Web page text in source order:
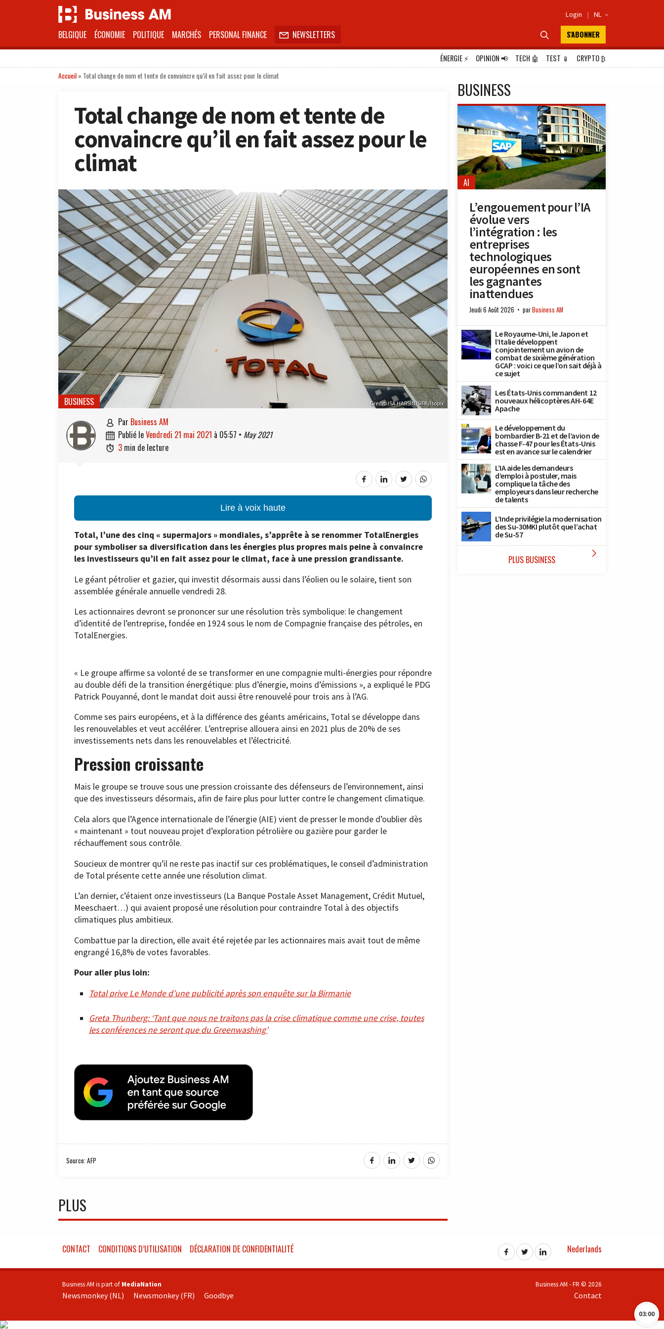
Login | NL 
BELGIQUE ÉCONOMIE POLITIQUE MARCHÉS PERSONAL FINANCE  NEWSLETTERS  S'ABONNER
ÉNERGIE⚡ OPINION📢 TECH 🤖 TEST 📱 CRYPTO₿
Accueil» Total change de nom et tente de convaincre qu’il en fait assez pour le climat
Total change de nom et tente de
convaincre qu’il en fait assez pour le
climat
Credit: ISA HARSIN/SIPA/Isopix
BUSINESS
 par Business AM
 publié le vendredi 21 mai 2021 à 05:57 • May 2021
 3 min de lecture
Lire à voix haute
Total, l’une des cinq « supermajors » mondiales, s’apprête à se renommer TotalEnergies
pour symboliser sa diversification dans les énergies plus propres mais peine à convaincre
les investisseurs qu’il en fait assez pour le climat, face à une pression grandissante.
Le géant pétrolier et gazier, qui investit désormais aussi dans l’éolien ou le solaire, tient son
assemblée générale annuelle vendredi 28.
Les actionnaires devront se prononcer sur une résolution très symbolique: le changement
d’identité de l’entreprise, fondée en 1924 sous le nom de Compagnie française des pétroles, en
TotalEnergies.
« Le groupe affirme sa volonté de se transformer en une compagnie multi-énergies pour répondre
au double défi de la transition énergétique: plus d’énergie, moins d’émissions », a expliqué le PDG
Patrick Pouyanné, dont le mandat doit aussi être renouvelé pour trois ans à l’AG.
Comme ses pairs européens, et à la différence des géants américains, Total se développe dans
les renouvelables et veut accélérer. L’entreprise allouera ainsi en 2021 plus de 20% de ses
investissements nets dans les renouvelables et l’électricité.
Pression croissante
Mais le groupe se trouve sous une pression croissante des défenseurs de l’environnement, ainsi
que des investisseurs désormais, afin de faire plus pour lutter contre le changement climatique.
Cela alors que l’Agence internationale de l’énergie (AIE) vient de presser le monde d’oublier dès
« maintenant » tout nouveau projet d’exploration pétrolière ou gazière pour garder le
réchauffement sous contrôle.
Soucieux de montrer qu’il ne reste pas inactif sur ces problématiques, le conseil d’administration
de Total présente cette année une résolution climat.
L’an dernier, c’étaient onze investisseurs (La Banque Postale Asset Management, Crédit Mutuel,
Meeschaert…) qui avaient proposé une résolution pour contraindre Total à des objectifs
climatiques plus ambitieux.
Combattue par la direction, elle avait été rejetée par les actionnaires mais avait tout de même
engrangé 16,8% de votes favorables.
Pour aller plus loin:
Total prive Le Monde d’une publicité après son enquête sur la Birmanie
Greta Thunberg: ‘Tant que nous ne traitons pas la crise climatique comme une crise, toutes
les conférences ne seront que du Greenwashing’
Source: AFP
PLUS
BUSINESS
AI
L’engouement pour l’IA
évolue vers
l’intégration : les
entreprises
technologiques
européennes en sont
les gagnantes
inattendues
Jeudi 6 Août 2026 parBusiness AM
Le Royaume-Uni, le Japon et
l’Italie développent
conjointement un avion de
combat de sixième génération
GCAP : voici ce que l’on sait déjà à
ce sujet
Les États-Unis commandent 12
nouveaux hélicoptères AH-64E
Apache
Le développement du
bombardier B-21 et de l’avion de
chasse F-47 pour les États-Unis
est en avance sur le calendrier
L’IA aide les demandeurs
d’emploi à postuler, mais
complique la tâche des
employeurs dans leur recherche
de talents
L’Inde privilégie la modernisation
des Su-30MKI plutôt que l’achat
de Su-57
PLUS BUSINESS 
03:00
CONTACT CONDITIONS D’UTILISATION DÉCLARATION DE CONFIDENTIALITÉ Nederlands
Business AM is part of MediaNation
Newsmonkey (NL) Newsmonkey (FR) Goodbye
Business AM - FR © 2026
Contact